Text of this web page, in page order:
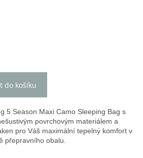
do košíku
5 Season Maxi Camo Sleeping Bag s
povrchovým materiálem a
pro Váš maximální tepelný komfort v
přepravního obalu.